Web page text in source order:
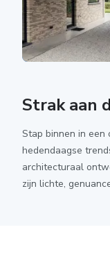
Strak aan
Stap binnen in een
hedendaagse
architecturaal
zijn lichte,